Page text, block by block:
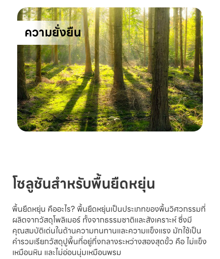
ความยั่งยืน
โซลูชันสำหรับพื้นยืดหยุ่น
พื้นยืดหยุ่น คืออะไร? พื้นยืดหยุ่นเป็นประเภทของพื้นวิศวกรรมที่
ผลิตจากวัสดุโพลิเมอร์ ทั้งจากธรรมชาติและสังเคราะห์ ซึ่งมี
คุณสมบัติเด่นในด้านความทนทานและความแข็งแรง มักใช้เป็น
คำรวมเรียกวัสดุปูพื้นที่อยู่กึ่งกลางระหว่างสองสุดขั้ว คือ ไม่แข็ง
เหมือนหิน และไม่อ่อนนุ่มเหมือนพรม